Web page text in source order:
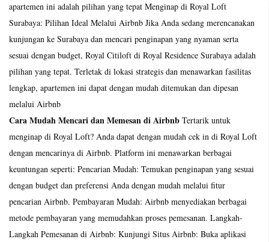
apartemen ini adalah pilihan yang tepat Menginap di Royal Loft
Surabaya: Pilihan Ideal Melalui Airbnb Jika Anda sedang merencanakan
kunjungan ke Surabaya dan mencari penginapan yang nyaman serta
sesuai dengan budget, Royal Citiloft di Royal Residence Surabaya adalah
pilihan yang tepat. Terletak di lokasi strategis dan menawarkan fasilitas
lengkap, apartemen ini dapat dengan mudah ditemukan dan dipesan
melalui Airbnb
Cara Mudah Mencari dan Memesan di Airbnb Tertarik untuk
menginap di Royal Loft? Anda dapat dengan mudah cek in di Royal Loft
dengan mencarinya di Airbnb. Platform ini menawarkan berbagai
keuntungan seperti: Pencarian Mudah: Temukan penginapan yang sesuai
dengan budget dan preferensi Anda dengan mudah melalui fitur
pencarian Airbnb. Pembayaran Mudah: Airbnb menyediakan berbagai
metode pembayaran yang memudahkan proses pemesanan. Langkah-
Langkah Pemesanan di Airbnb: Kunjungi Situs Airbnb: Buka aplikasi